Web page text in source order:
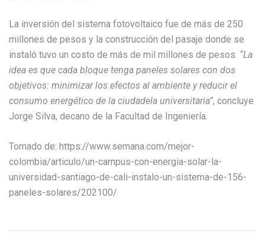
La inversión del sistema fotovoltaico fue de más de 250
millones de pesos y la construcción del pasaje donde se
instaló tuvo un costo de más de mil millones de pesos. “La
idea es que cada bloque tenga paneles solares con dos
objetivos: minimizar los efectos al ambiente y reducir el
consumo energético de la ciudadela universitaria”, concluye
Jorge Silva, decano de la Facultad de Ingeniería.
Tomado de: https://www.semana.com/mejor-
colombia/articulo/un-campus-con-energia-solar-la-
universidad-santiago-de-cali-instalo-un-sistema-de-156-
paneles-solares/202100/